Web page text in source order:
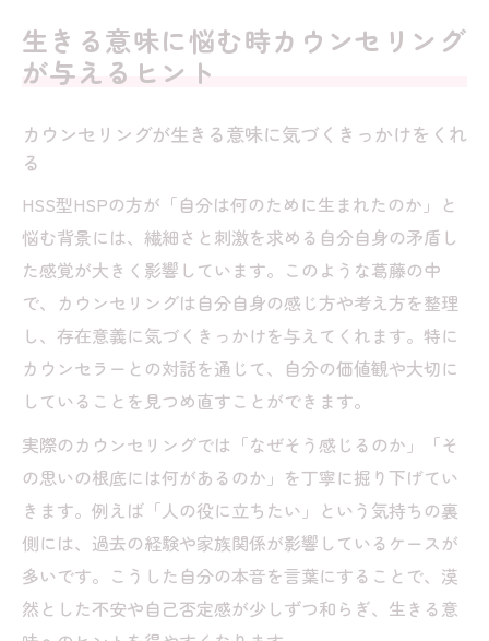
生きる意味に悩む時カウンセリング
が与えるヒント
カウンセリングが生きる意味に気づくきっかけをくれ
る
HSS型HSPの方が「自分は何のために生まれたのか」と
悩む背景には、繊細さと刺激を求める自分自身の矛盾し
た感覚が大きく影響しています。このような葛藤の中
で、カウンセリングは自分自身の感じ方や考え方を整理
し、存在意義に気づくきっかけを与えてくれます。特に
カウンセラーとの対話を通じて、自分の価値観や大切に
していることを見つめ直すことができます。
実際のカウンセリングでは「なぜそう感じるのか」「そ
の思いの根底には何があるのか」を丁寧に掘り下げてい
きます。例えば「人の役に立ちたい」という気持ちの裏
側には、過去の経験や家族関係が影響しているケースが
多いです。こうした自分の本音を言葉にすることで、漠
然とした不安や自己否定感が少しずつ和らぎ、生きる意